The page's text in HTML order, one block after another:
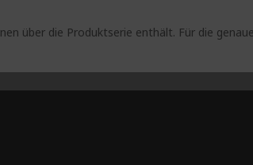
über die Produktserie enthält. Für die